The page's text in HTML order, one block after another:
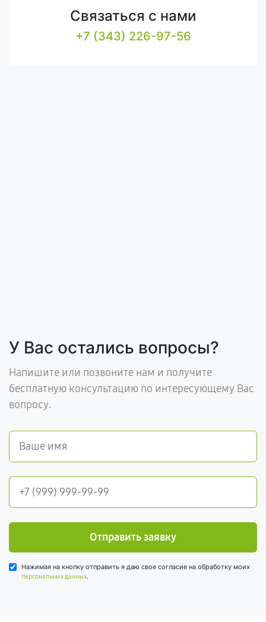
Связаться с нами
+7 (343) 226-97-56
У Вас остались вопросы?
Напишите или позвоните нам и получите
бесплатную консультацию по интересующему Вас
вопросу.
Отправить заявку
Нажимая на кнопку отправить я даю свое согласие на обработку моих
персональных данных.